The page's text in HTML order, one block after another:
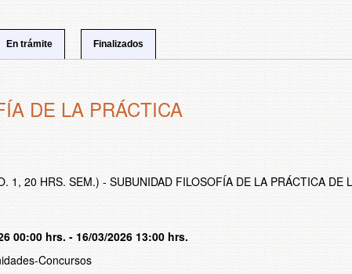
En trámite Finalizados
DE LA PRÁCTICA
1, 20 HRS. SEM.) - SUBUNIDAD FILOSOFÍA DE LA PRÁCTICA DE
00:00 hrs. - 16/03/2026 13:00 hrs.
Concursos